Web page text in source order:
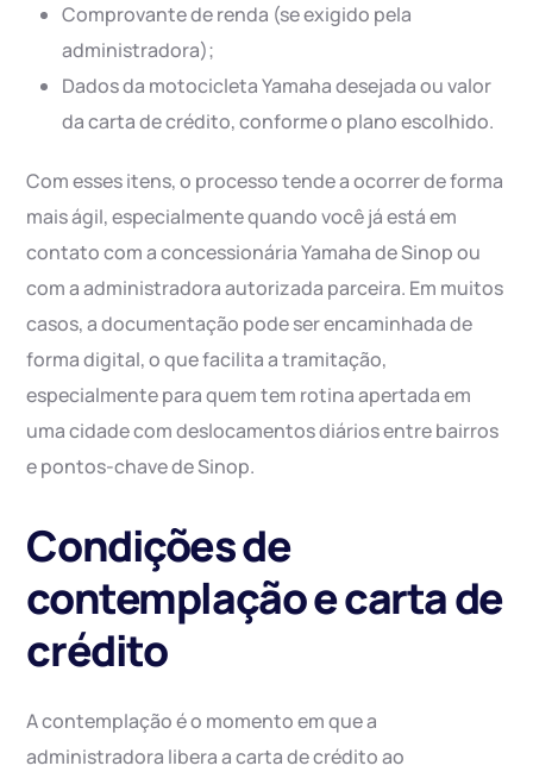
Comprovante de renda (se exigido pela
administradora);
Dados da motocicleta Yamaha desejada ou valor
da carta de crédito, conforme o plano escolhido.
Com esses itens, o processo tende a ocorrer de forma
mais ágil, especialmente quando você já está em
contato com a concessionária Yamaha de Sinop ou
com a administradora autorizada parceira. Em muitos
casos, a documentação pode ser encaminhada de
forma digital, o que facilita a tramitação,
especialmente para quem tem rotina apertada em
uma cidade com deslocamentos diários entre bairros
e pontos-chave de Sinop.
Condições de
contemplação e carta de
crédito
A contemplação é o momento em que a
administradora libera a carta de crédito ao